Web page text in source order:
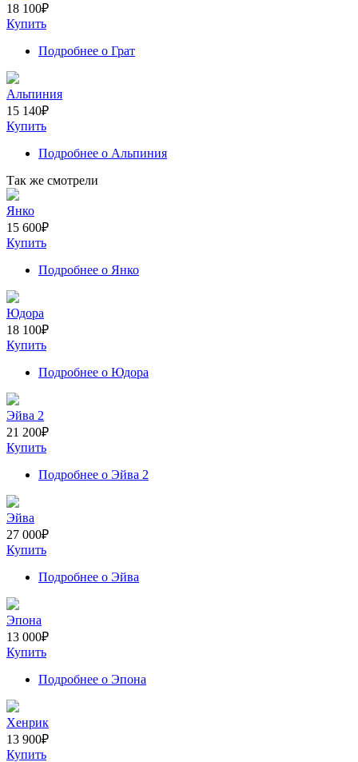
18 100₽
Купить
Подробнее о Грат
Альпиния
15 140₽
Купить
Подробнее о Альпиния
Так же смотрели
Янко
15 600₽
Купить
Подробнее о Янко
Юдора
18 100₽
Купить
Подробнее о Юдора
Эйва 2
21 200₽
Купить
Подробнее о Эйва 2
Эйва
27 000₽
Купить
Подробнее о Эйва
Эпона
13 000₽
Купить
Подробнее о Эпона
Хенрик
13 900₽
Купить